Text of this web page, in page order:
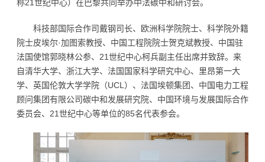
称21世纪中心）在巴黎共同举办中法碳中和研讨会。
科技部国际合作司戴钢司长、欧洲科学院院士、科学院外籍
院士皮埃尔·加图索教授、中国工程院院士贺克斌教授、中国驻
法国使馆郭晓林公参、21世纪中心柯兵副主任出席并致辞。来
自清华大学、浙江大学、法国国家科学研究中心、里昂第一大
学、英国伦敦大学学院（UCL）、法国埃顿集团、中国电力工程
顾问集团有限公司碳中和发展研究院、中国环境与发展国际合作
委员会、21世纪中心等单位的85名代表参会。